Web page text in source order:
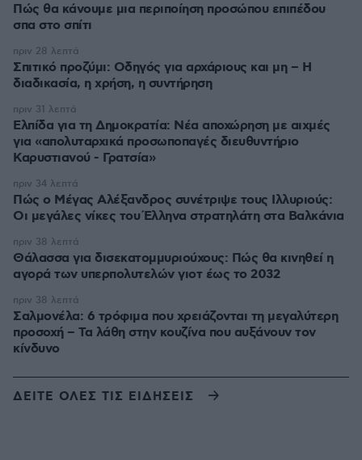
Πώς θα κάνουμε μια περιποίηση προσώπου επιπέδου
σπα στο σπίτι
Σπιτικό προζύμι: Οδηγός για αρχάριους και μη – Η
διαδικασία, η χρήση, η συντήρηση
πριν 28 λεπτά
Ελπίδα για τη Δημοκρατία: Νέα αποχώρηση με αιχμές
για «απολυταρχικά προσωποπαγές διευθυντήριο
Καρυστιανού - Γρατσία»
πριν 31 λεπτά
Πώς ο Μέγας Αλέξανδρος συνέτριψε τους Ιλλυριούς:
Οι μεγάλες νίκες του Έλληνα στρατηλάτη στα Βαλκάνια
πριν 34 λεπτά
Θάλασσα για δισεκατομμυριούχους: Πώς θα κινηθεί η
αγορά των υπερπολυτελών γιοτ έως το 2032
πριν 38 λεπτά
Σαλμονέλα: 6 τρόφιμα που χρειάζονται τη μεγαλύτερη
προσοχή – Τα λάθη στην κουζίνα που αυξάνουν τον
κίνδυνο
πριν 38 λεπτά
ΔΕΙΤΕ ΟΛΕΣ ΤΙΣ ΕΙΔΗΣΕΙΣ